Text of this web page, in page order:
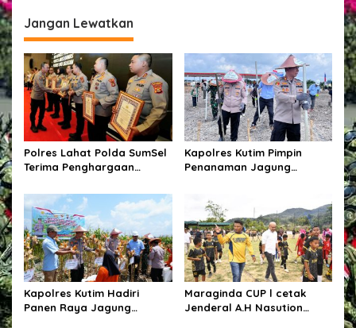
a
s
i
p
o
s
Jangan Lewatkan
Polres Lahat Polda SumSel
Terima Penghargaan
Tahun 2026
Kapolres Kutim Pimpin
Penanaman Jagung
Pangan
Kapolres Kutim Hadiri
Panen Raya Jagung
Maraginda CUP l cetak
Jenderal A.H Nasution